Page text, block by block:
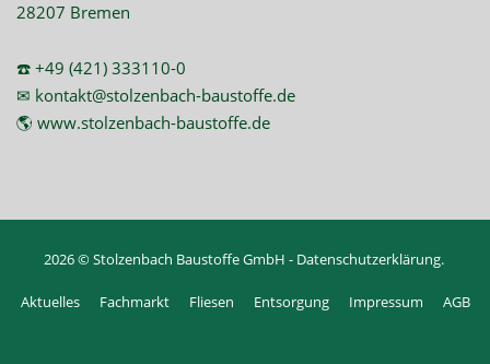
28207 Bremen
☎️ +49 (421) 333110-0
✉ kontakt@stolzenbach-baustoffe.de
🌎 www.stolzenbach-baustoffe.de
2026 © Stolzenbach Baustoffe GmbH - Datenschutzerklärung.
Aktuelles Fachmarkt Fliesen Entsorgung Impressum AGB